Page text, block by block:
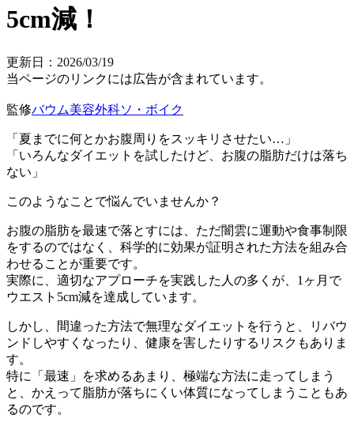
5cm減！
更新日：2026/03/19
当ページのリンクには広告が含まれています。
監修バウム美容外科ソ・ボイク
「夏までに何とかお腹周りをスッキリさせたい…」
「いろんなダイエットを試したけど、お腹の脂肪だけは落ち
ない」
このようなことで悩んでいませんか？
お腹の脂肪を最速で落とすには、ただ闇雲に運動や食事制限
をするのではなく、 科学的に効果が証明された方法を組み合
わせること が重要です。
実際に、適切なアプローチを実践した人の多くが、 1ヶ月で
ウエスト5cm減を達成しています。
しかし、間違った方法で無理なダイエットを行うと、リバウ
ンドしやすくなったり、健康を害したりするリスクもありま
す。
特に「最速」を求めるあまり、極端な方法に走ってしまう
と、かえって脂肪が落ちにくい体質になってしまうこともあ
るのです。